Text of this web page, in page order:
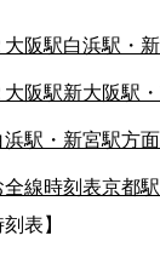
阪駅白浜駅・
阪駅新大阪駅
駅・新宮駅方
全線時刻表京都
表】